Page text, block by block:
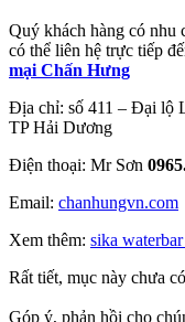
Quý khách hàng có nhu
có thể liên hệ trực tiếp
mại Chấn Hưng
Địa chỉ: số 411 – Đại lộ
TP Hải Dương
Điện thoại: Mr Sơn
Email: chanhungvn.com
Xem thêm: sika
Rất tiết, mục này chưa
Góp ý, phản hồi cho